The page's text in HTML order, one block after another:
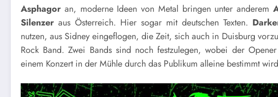
Asphagor an, moderne Ideen von Metal bringen unter anderem
Silenzer aus Österreich. Hier sogar mit deutschen Texten.
nutzen, aus Sidney eingeflogen, die Zeit, sich auch in Duisburg
Rock Band. Zwei Bands sind noch festzulegen, wobei der
einem Konzert in der Mühle durch das Publikum alleine bestimmt